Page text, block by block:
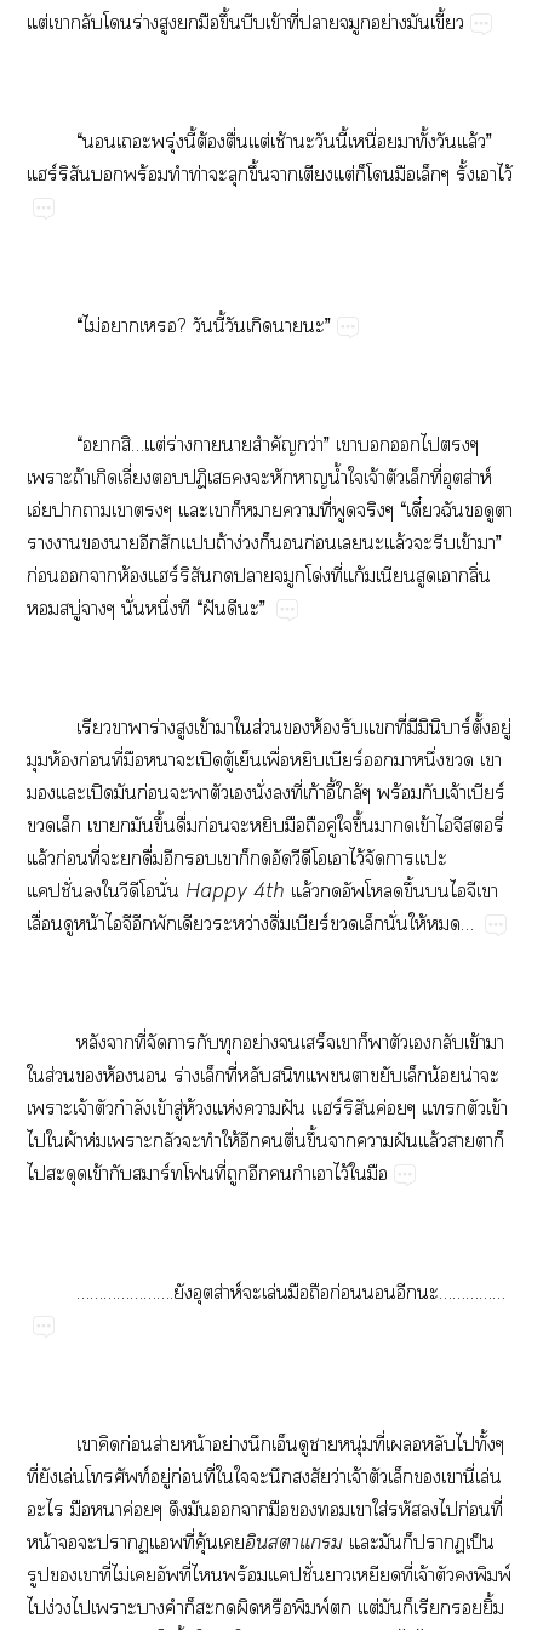
ต่​​​​ร่​​​​ึ้​​ข้​ี่​​​ย่​​ี้
“​​​ุ่​ี้​ต้​ื่​ต่​ช้​​​ี้​ื่​​ั้​​ล้”​
ร์​​​ร้​​ท่​​​ึ้​​​ต่​​​​​ั้​​ไว้
“​ไม่​​?​​ี้​​​​”
“​​…ต่​ร่​​​ำ​ว่”​​​​​​
​ถ้​​ี่​​ป​​​​​น้ำ​​จ้​​​ี่​ส่ห์​
อ่​​​​​​​​​​ี่​​​“ี๋​​​​
​​​​​​​ถ้​ง่​​​ก่​​​ล้​​​ข้​”​
ก่​​​ห้​ร์​​​​​โด่​ี่​ก้​​​​ิ่​
​ู่​​ั่​ึ่​​“​ฝั​​”
​​​ร่​​ข้​​​ส่​​ห้​​​ี่​​​​ร์​ั้​ู่​
​ห้​ก่​ี่​​​​ปิ​ู้​​ื่​​ร์​​​ึ่​​​
​​ปิ​​ก่​​​​​ั่​​ี่​ก้ี้​ล้​ร้​​จ้​ร์​
​​​​​ึ้​ื่​ก่​​​​​ู่​​ึ้​​​ข้​​​ี่​
ล้​ก่​ี่​​​ื่​​​​​​​​​​​ไว้​​​​
ปั่​​​​​ั่ Happy​4th ล้​ึ้​​​​​
ื่​​น้​​​​​​ว่​ื่​ร์​​​ั่​ให้​…
​​ี่​​​​​ย่​​​​​​​​​ข้​​
​ส่​​ห้​​ร่​​ี่​​​​​​​​น้​น่​​
​จ้​​ำ​ข้​ู่​ห้​ห่​​ฝั​ร์​​ค่​​​ข้​
​​ผ้​ห่​​​​​ให้​​​ื่​ึ้​​​ฝั​ล้​​​​
​​ข้​​ร์​ี่​​​​​​ไว้​​
………………….​ส่ห์​​ล่​​​ก่​​​……………
​​ก่​ส่​น้​ย่​​​​​ุ่​ี่​​​​ั้​
ี่​​ล่​ท์​ู่​ก่​ี่​​​​​​ว่​จ้​​​​​ี่​ล่​
​​​ค่​​​​​​​​ใส่​​​​ก่​ี่​
น้​​​​ี่​ุ้​​​ ​​​​ป็​
​​​ี่​ไม่​ี่​​ร้​ปั่​​ี่​จ้​​​พ์​
​ง่​​​​​​​​​​พ์​​ต่​​​​​ิ้​